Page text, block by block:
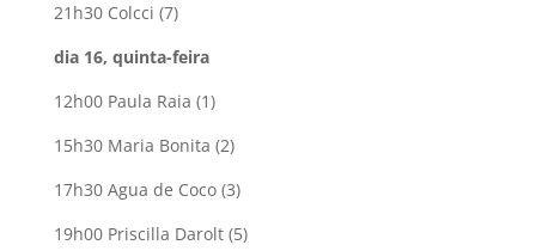
21h30 Colcci (7)
dia 16, quinta-feira
12h00 Paula Raia (1)
15h30 Maria Bonita (2)
17h30 Agua de Coco (3)
19h00 Priscilla Darolt (5)